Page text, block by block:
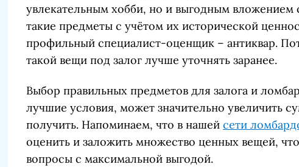
увлекательным хобби, но и выгодным вложением
такие предметы с учётом их исторической
профильный специалист-оценщик – антиквар.
такой вещи под залог лучше уточнять заранее.
Выбор правильных предметов для залога и
лучшие условия, может значительно увеличить
получить. Напоминаем, что в нашей сети
оценить и заложить множество ценных вещей,
вопросы с максимальной выгодой.